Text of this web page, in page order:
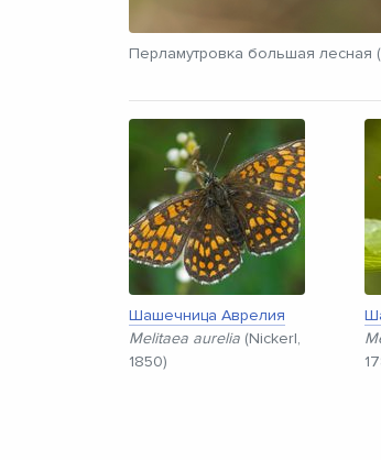
Перламутровка большая лесная (
Шашечница Аврелия
Melitaea aurelia (Nickerl,
1850)